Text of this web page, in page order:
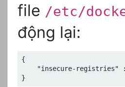
file /etc/
động lại:
{
"insecure-registries"